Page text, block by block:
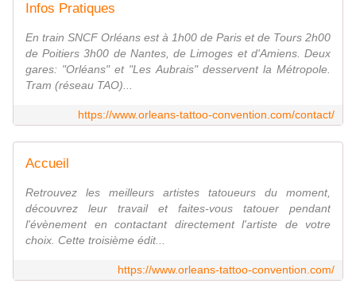
Infos Pratiques
En train SNCF Orléans est à 1h00 de Paris et de Tours 2h00
de Poitiers 3h00 de Nantes, de Limoges et d'Amiens. Deux
gares: "Orléans" et "Les Aubrais" desservent la Métropole.
Tram (réseau TAO)...
https://www.orleans-tattoo-convention.com/contact/
Accueil
Retrouvez les meilleurs artistes tatoueurs du moment,
découvrez leur travail et faites-vous tatouer pendant
l'évènement en contactant directement l'artiste de votre
choix. Cette troisième édit...
https://www.orleans-tattoo-convention.com/